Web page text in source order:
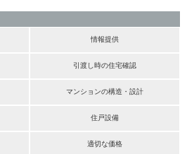
情報提供
引渡し時の住宅確認
マンションの構造・設計
住戸設備
適切な価格